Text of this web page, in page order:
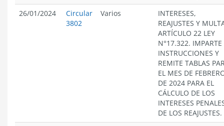
26/01/2024
Circular
3802
Varios
INTERESES,
REAJUSTES Y
ARTÍCULO 22 LEY
N°17.322. IMPARTE
INSTRUCCIONES Y
REMITE TABLAS
EL MES DE
DE 2024 PARA EL
CÁLCULO DE LOS
INTERESES
DE LOS REAJUSTES.